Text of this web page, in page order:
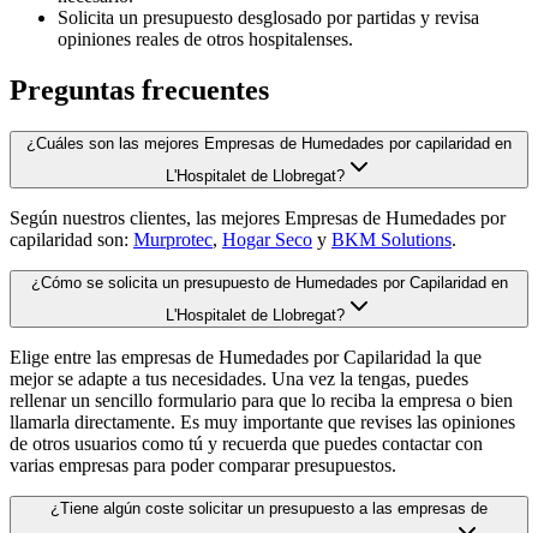
Solicita un presupuesto desglosado por partidas y revisa
opiniones reales de otros hospitalenses.
Preguntas frecuentes
¿Cuáles son las mejores Empresas de Humedades por capilaridad en
L'Hospitalet de Llobregat?
Según nuestros clientes, las mejores Empresas de Humedades por
capilaridad son: Murprotec, Hogar Seco y BKM Solutions.
¿Cómo se solicita un presupuesto de Humedades por Capilaridad en
L'Hospitalet de Llobregat?
Elige entre las empresas de Humedades por Capilaridad la que
mejor se adapte a tus necesidades. Una vez la tengas, puedes
rellenar un sencillo formulario para que lo reciba la empresa o bien
llamarla directamente. Es muy importante que revises las opiniones
de otros usuarios como tú y recuerda que puedes contactar con
varias empresas para poder comparar presupuestos.
¿Tiene algún coste solicitar un presupuesto a las empresas de